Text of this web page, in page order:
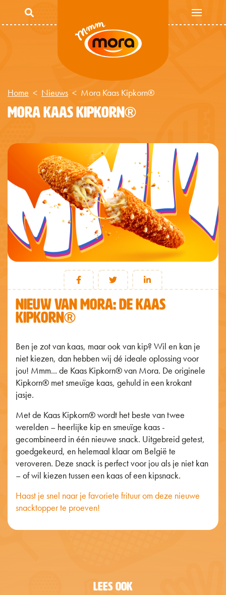
Overslaan en naar de inhoud gaan
Home Nieuws Mora Kaas Kipkorn®
MORA KAAS KIPKORN®
NIEUW VAN MORA: DE KAAS
KIPKORN®
Ben je zot van kaas, maar ook van kip? Wil en kan je
niet kiezen, dan hebben wij dé ideale oplossing voor
jou! Mmm... de Kaas Kipkorn®van Mora. De originele
Kipkorn® met smeuïge kaas, gehuld in een krokant
jasje.
Met de Kaas Kipkorn®wordt het beste van twee
werelden – heerlijke kip en smeuïge kaas -
gecombineerd in één nieuwe snack. Uitgebreid getest,
goedgekeurd, en helemaal klaar om België te
veroveren. Deze snack is perfect voor jou als je niet kan
– of wil kiezen tussen een kaas of een kipsnack.
Haast je snel naar je favoriete frituur om deze nieuwe
snacktopper te proeven!
LEES OOK